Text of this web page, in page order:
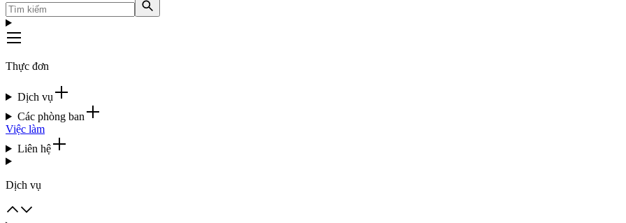
Thực đơn
Dịch vụ
Các phòng ban
Việc làm
Liên hệ
Dịch vụ